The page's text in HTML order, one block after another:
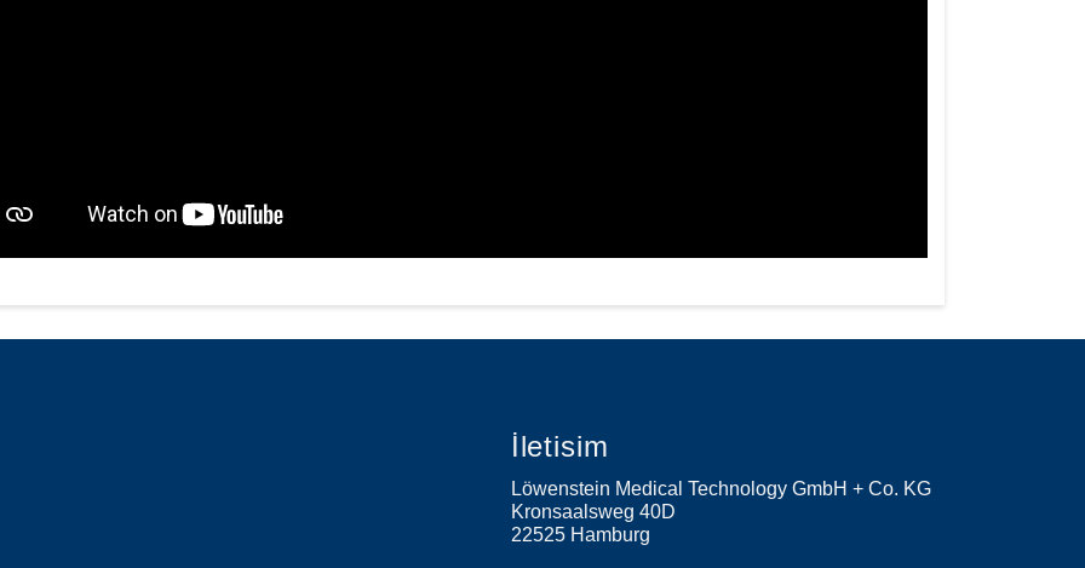
İletisim
Löwenstein Medical Technology GmbH + Co. KG
Kronsaalsweg 40D
22525 Hamburg